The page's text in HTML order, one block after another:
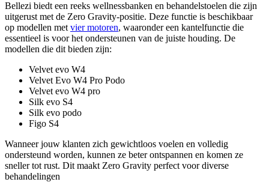
Bellezi biedt een reeks wellnessbanken en behandelstoelen die zijn
uitgerust met de Zero Gravity-positie. Deze functie is beschikbaar
op modellen met vier motoren, waaronder een kantelfunctie die
essentieel is voor het ondersteunen van de juiste houding. De
modellen die dit bieden zijn:
Velvet evo W4
Velvet Evo W4 Pro Podo
Velvet evo W4 pro
Silk evo S4
Silk evo podo
Figo S4
Wanneer jouw klanten zich gewichtloos voelen en volledig
ondersteund worden, kunnen ze beter ontspannen en komen ze
sneller tot rust. Dit maakt Zero Gravity perfect voor diverse
behandelingen